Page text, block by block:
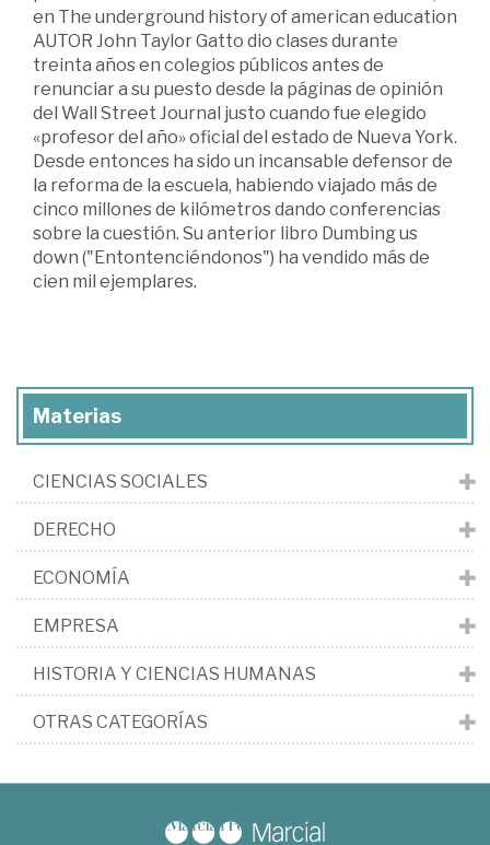
en The underground history of american education
AUTOR John Taylor Gatto dio clases durante
treinta años en colegios públicos antes de
renunciar a su puesto desde la páginas de opinión
del Wall Street Journal justo cuando fue elegido
«profesor del año» oficial del estado de Nueva York.
Desde entonces ha sido un incansable defensor de
la reforma de la escuela, habiendo viajado más de
cinco millones de kilómetros dando conferencias
sobre la cuestión. Su anterior libro Dumbing us
down ("Entontenciéndonos") ha vendido más de
cien mil ejemplares.
Materias
CIENCIAS SOCIALES
DERECHO
ECONOMÍA
EMPRESA
HISTORIA Y CIENCIAS HUMANAS
OTRAS CATEGORÍAS